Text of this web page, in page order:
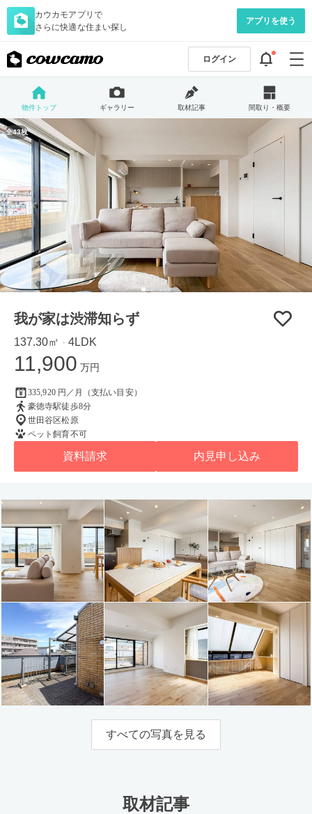
カウカモアプリで
さらに快適な住まい探し
アプリを使う
ログイン
物件トップ ギャラリー 取材記事 間取り・概要
全43枚
我が家は渋滞知らず
137.30㎡ ・ 4LDK
11,900 万円
335,920 円／月（支払い目安）
豪徳寺駅徒歩8分
世田谷区松原
ペット飼育不可
資料請求 内見申し込み
すべての写真を見る
取材記事